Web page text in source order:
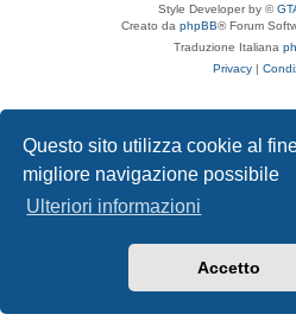
Questo sito utilizza cookie al
migliore navigazione possibile
Ulteriori informazioni
Accetto
Style Developer by ©
Creato da phpBB® Forum
Traduzione Italiana
Privacy |